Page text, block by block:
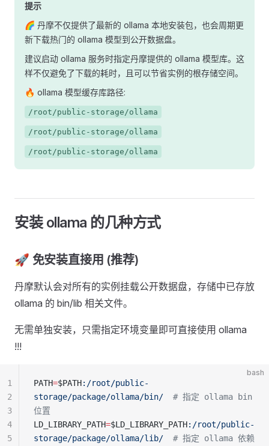
提示
🌈 丹摩不仅提供了最新的 ollama 本地安装包，也会周期更
新下载热门的 ollama 模型到公开数据盘。
建议启动 ollama 服务时指定丹摩提供的 ollama 模型库。这
样不仅避免了下载的耗时，且可以节省实例的根存储空间。
🔥 ollama 模型缓存库路径:
/root/public-storage/ollama
/root/public-storage/ollama
/root/public-storage/ollama
安装 ollama 的几种方式
🚀 免安装直接用 (推荐)
丹摩默认会对所有的实例挂载公开数据盘，存储中已存放
ollama 的 bin/lib 相关文件。
无需单独安装，只需指定环境变量即可直接使用 ollama
!!!
bash
PATH=$PATH:/root/public-
storage/package/ollama/bin/
  # 指定 ollama bin
位置
LD_LIBRARY_PATH=$LD_LIBRARY_PATH:/root/public-
storage/package/ollama/lib/
  # 指定 ollama 依赖
1
2
3
4
5